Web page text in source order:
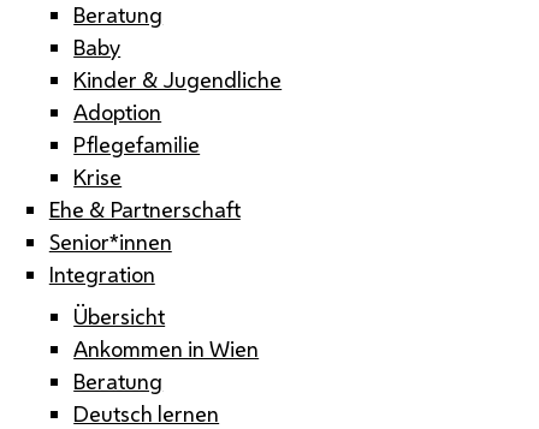
Beratung
Baby
Kinder & Jugendliche
Adoption
Pflegefamilie
Krise
Ehe & Partnerschaft
Senior*innen
Integration
Übersicht
Ankommen in Wien
Beratung
Deutsch lernen